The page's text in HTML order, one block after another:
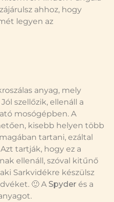
ahhoz, hogy
legyen az
anyag, mely
szellőzik, ellenáll a
mosógépben. A
kisebb helyen több
tartani, ezáltal
tartják, hogy ez a
ellenáll, szóval kitűnő
Sarkvidékre készülsz
🙂 A Spyder és a